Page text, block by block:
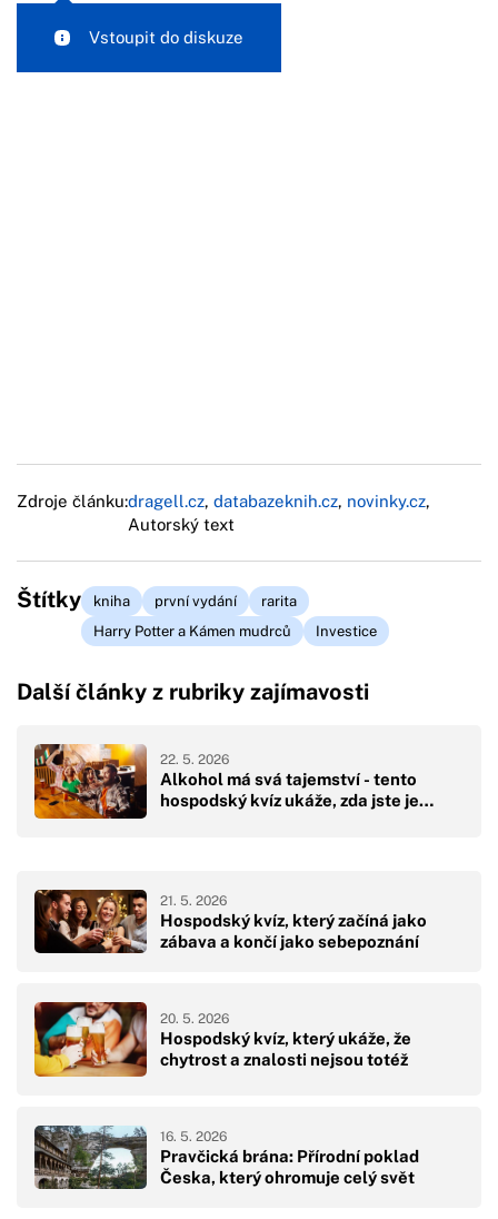
Vstoupit do diskuze
Zdroje článku:dragell.cz, databazeknih.cz, novinky.cz,
Autorský text
Štítky kniha první vydání
rarita
Harry Potter a Kámen mudrců
Investice
Další články z rubriky zajímavosti
Alkohol má svá tajemství - tento
hospodský kvíz ukáže, zda jste je…
22. 5. 2026
Hospodský kvíz, který začíná jako
zábava a končí jako sebepoznání
21. 5. 2026
Hospodský kvíz, který ukáže, že
chytrost a znalosti nejsou totéž
20. 5. 2026
Pravčická brána: Přírodní poklad
Česka, který ohromuje celý svět
16. 5. 2026